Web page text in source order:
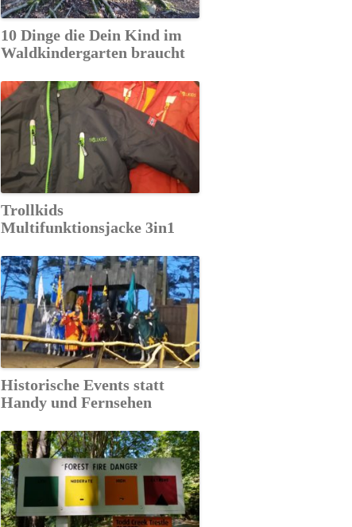
10 Dinge die Dein Kind im
Waldkindergarten braucht
Trollkids
Multifunktionsjacke 3in1
Historische Events statt
Handy und Fernsehen